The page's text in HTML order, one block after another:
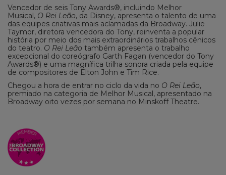
Vencedor de seis Tony Awards®, incluindo Melhor
Musical, O Rei Leão, da Disney, apresenta o talento de uma
das equipes criativas mais aclamadas da Broadway. Julie
Taymor, diretora vencedora do Tony, reinventa a popular
história por meio dos mais extraordinários trabalhos cênicos
do teatro. O Rei Leão também apresenta o trabalho
excepcional do coreógrafo Garth Fagan (vencedor do Tony
Awards®) e uma magnífica trilha sonora criada pela equipe
de compositores de Elton John e Tim Rice.
Chegou a hora de entrar no ciclo da vida no O Rei Leão,
premiado na categoria de Melhor Musical, apresentado na
Broadway oito vezes por semana no Minskoff Theatre.